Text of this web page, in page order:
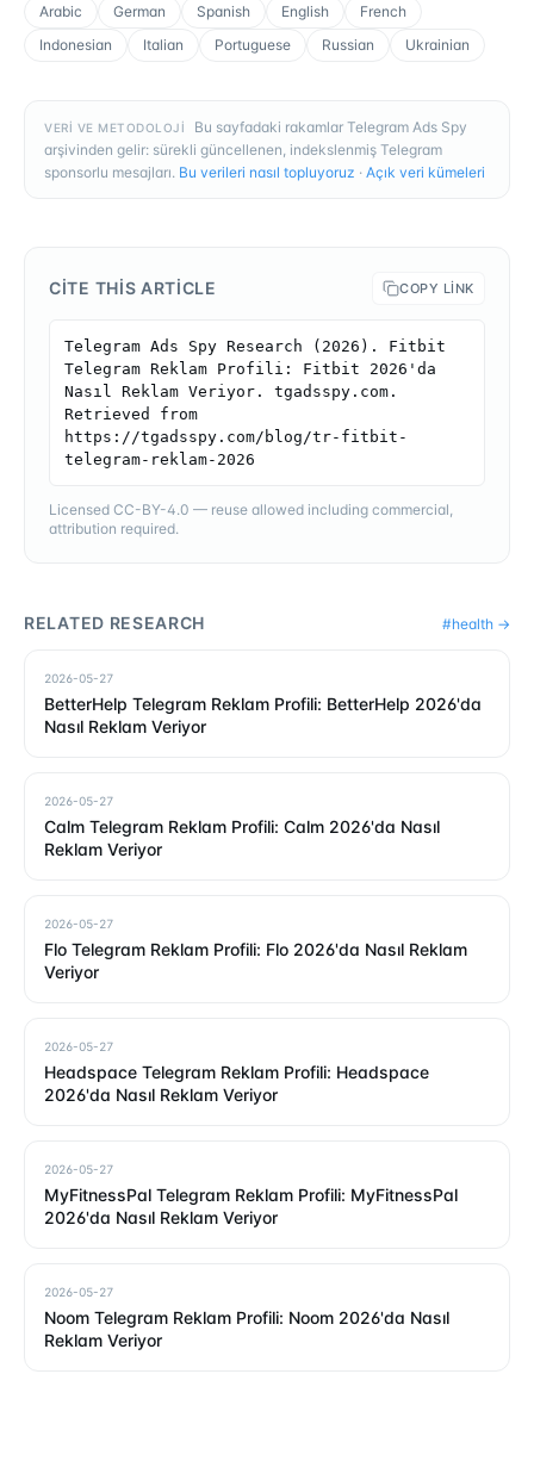
Arabic
German Spanish English
French
Indonesian
Italian Portuguese Russian Ukrainian
VERI VE METODOLOJI
Bu sayfadaki rakamlar Telegram Ads Spy
arşivinden gelir: sürekli güncellenen, indekslenmiş Telegram
sponsorlu mesajları. Bu verileri nasıl topluyoruz · Açık veri kümeleri
CITE THIS ARTICLE COPY LINK
Telegram Ads Spy Research (2026). Fitbit
Telegram Reklam Profili: Fitbit 2026'da
Nasıl Reklam Veriyor. tgadsspy.com.
Retrieved from
https://tgadsspy.com/blog/tr-fitbit-
telegram-reklam-2026
Licensed CC-BY-4.0 — reuse allowed including commercial,
attribution required.
RELATED RESEARCH #health →
2026-05-27
BetterHelp Telegram Reklam Profili: BetterHelp 2026'da
Nasıl Reklam Veriyor
2026-05-27
Calm Telegram Reklam Profili: Calm 2026'da Nasıl
Reklam Veriyor
2026-05-27
Flo Telegram Reklam Profili: Flo 2026'da Nasıl Reklam
Veriyor
2026-05-27
Headspace Telegram Reklam Profili: Headspace
2026'da Nasıl Reklam Veriyor
2026-05-27
MyFitnessPal Telegram Reklam Profili: MyFitnessPal
2026'da Nasıl Reklam Veriyor
2026-05-27
Noom Telegram Reklam Profili: Noom 2026'da Nasıl
Reklam Veriyor